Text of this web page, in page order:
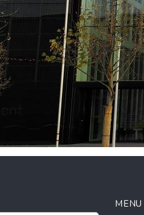
MENU